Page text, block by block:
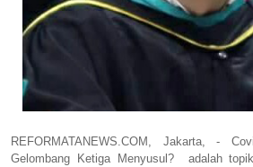
REFORMATANEWS.COM, Jakarta, -
Gelombang Ketiga Menyusul? adalah